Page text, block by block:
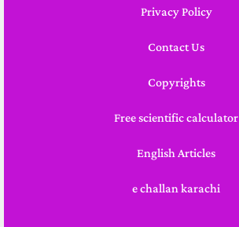
Privacy Policy
Contact Us
Copyrights
Free scientific calculator
English Articles
e challan karachi